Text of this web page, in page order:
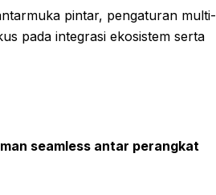
pintar, pengaturan multi-
pada integrasi ekosistem serta
seamless antar perangkat